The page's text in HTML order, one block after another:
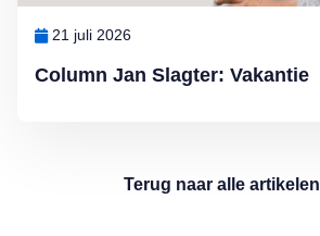
Column Jan Slagter: Vakantie
21 juli 2026
Terug naar alle artikelen